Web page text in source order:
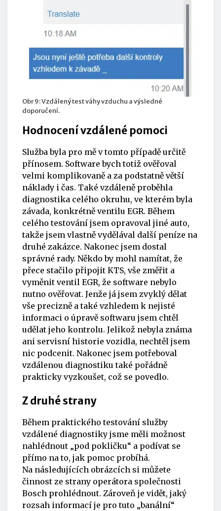
Obr 9: Vzdálený test váhy vzduchu a výsledné
doporučení.
Hodnocení vzdálené pomoci
Služba byla pro mě v tomto případě určitě
přínosem. Software bych totiž ověřoval
velmi komplikovaně a za podstatně větší
náklady i čas. Také vzdáleně proběhla
diagnostika celého okruhu, ve kterém byla
závada, konkrétně ventilu EGR. Během
celého testování jsem opravoval jiné auto,
takže jsem vlastně vydělával další peníze na
druhé zakázce. Nakonec jsem dostal
správné rady. Někdo by mohl namítat, že
přece stačilo připojit KTS, vše změřit a
vyměnit ventil EGR, že software nebylo
nutno ověřovat. Jenže já jsem zvyklý dělat
vše precizně a také vzhledem k nejisté
informaci o úpravě softwaru jsem chtěl
udělat jeho kontrolu. Jelikož nebyla známa
ani servisní historie vozidla, nechtěl jsem
nic podcenit. Nakonec jsem potřeboval
vzdálenou diagnostiku také pořádně
prakticky vyzkoušet, což se povedlo.
Z druhé strany
Během praktického testování služby
vzdálené diagnostiky jsme měli možnost
nahlédnout „pod pokličku“ a podívat se
přímo na to, jak pomoc probíhá.
Na následujících obrázcích si můžete
činnost ze strany operátora společnosti
Bosch prohlédnout. Zároveň je vidět, jaký
rozsah informací je pro tuto „banální“